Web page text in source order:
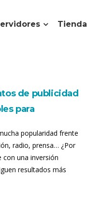
Tienda
de publicidad
para
popularidad frente
radio, prensa… ¿Por
con una inversión
resultados más